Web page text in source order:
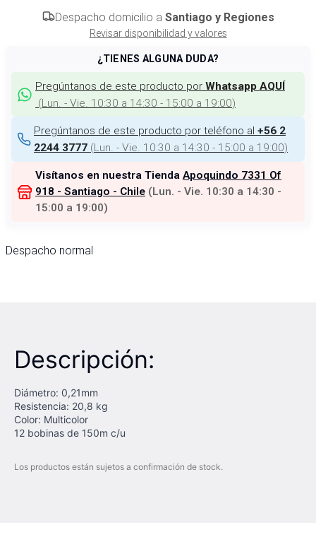
Despacho domicilio a Santiago y Regiones
Revisar disponibilidad y valores
¿TIENES ALGUNA DUDA?
Pregúntanos de este producto por Whatsapp AQUÍ
(Lun. - Vie. 10:30 a 14:30 - 15:00 a 19:00)
Pregúntanos de este producto por teléfono al +56 2
2244 3777 (Lun. - Vie. 10:30 a 14:30 - 15:00 a 19:00)
Visítanos en nuestra Tienda Apoquindo 7331 Of
918 - Santiago - Chile (Lun. - Vie. 10:30 a 14:30 -
15:00 a 19:00)
Despacho normal
Descripción:
Diámetro: 0,21mm
Resistencia: 20,8 kg
Color: Multicolor
12 bobinas de 150m c/u
Los productos están sujetos a confirmación de stock.